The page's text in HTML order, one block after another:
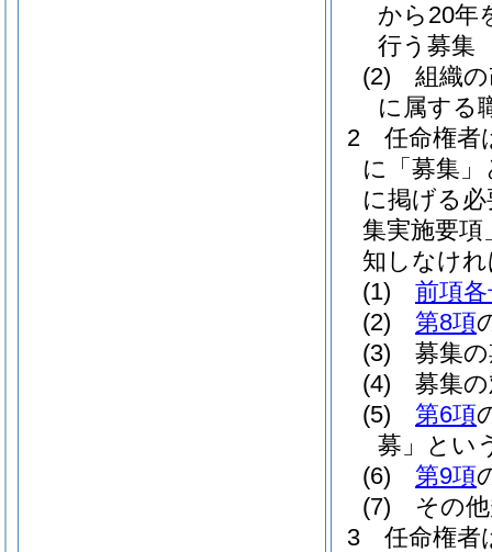
から20年
行う募集
(2)
組織
に属する
2
任命権者
に「募集
に掲げる
集実施要
知しなけ
(1)
前項
(2)
第8項
(3)
募集
(4)
募集
(5)
第6項
募」とい
(6)
第9項
(7)
その
3
任命権者